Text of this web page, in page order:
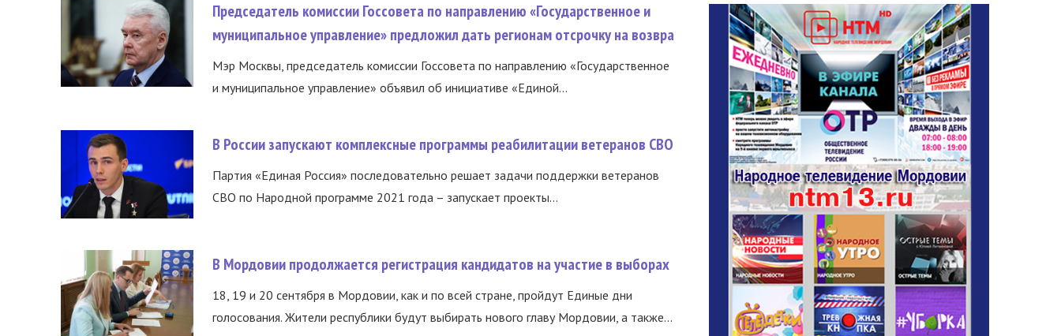
Председатель комиссии Госсовета по направлению «Государственное и
муниципальное управление» предложил дать регионам отсрочку на возвра
Мэр Москвы, председатель комиссии Госсовета по направлению «Государственное
и муниципальное управление» объявил об инициативе «Единой...
В России запускают комплексные программы реабилитации ветеранов СВО
Партия «Единая Россия» последовательно решает задачи поддержки ветеранов
СВО по Народной программе 2021 года – запускает проекты...
В Мордовии продолжается регистрация кандидатов на участие в выборах
18, 19 и 20 сентября в Мордовии, как и по всей стране, пройдут Единые дни
голосования. Жители республики будут выбирать нового главу Мордовии, а также...